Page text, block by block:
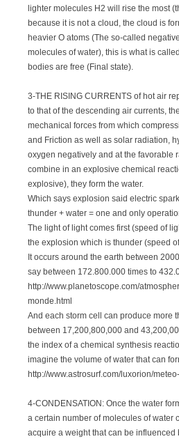
lighter molecules H2 will rise the most
because it is not a cloud, the cloud is
heavier O atoms (The so-called
molecules of water), this is what is
bodies are free (Final state).
3-THE RISING CURRENTS of hot air
to that of the descending air currents,
mechanical forces from which
and Friction as well as solar radiation,
oxygen negatively and at the favorable
combine in an explosive chemical
explosive), they form the water.
Which says explosion said electric
thunder + water = one and only
The light of light comes first (speed of
the explosion which is thunder (speed
It occurs around the earth between
say between 172.800.000 times to
http://www.planetoscope.com/
monde.html
And each storm cell can produce more
between 17,200,800,000 and
the index of a chemical synthesis
imagine the volume of water that can
http://www.astrosurf.com/luxorion/
4-CONDENSATION: Once the water
a certain number of molecules of water
acquire a weight that can be influenced